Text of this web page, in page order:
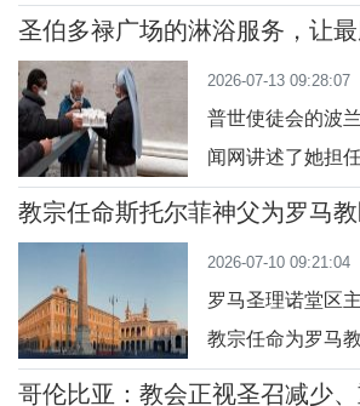
在所能活出并将
读者的来
的墓前祈祷，为
卡西诺山本笃隐
他在这座海拔
凡的自然美景，
圣本笃的墓前停
上的“流血和冲
圣伯多禄广场的淋浴服务，让
尊严
2026-07-13 09:28:07
普世使徒会的波
闻网讲述了她担
务的对象是那些
设施由教宗赈济
宗于2015年提倡
示，这些无家可
漱、剃须和打理
教宗任命斯托尔菲神父为罗马
2026-07-10 09:21:04
罗马圣理诺堂区
教宗任命为罗马
圣所建设方面经
哥伦比亚：教会正视圣召减少